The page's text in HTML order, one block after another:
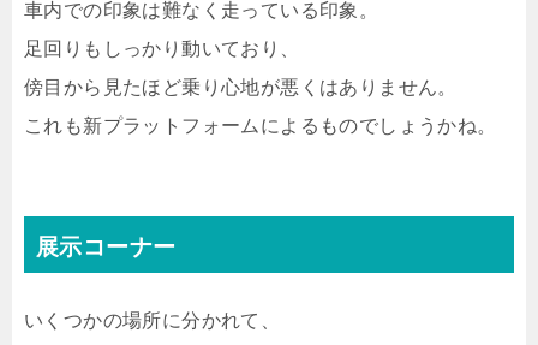
車内での印象は難なく走っている印象。
足回りもしっかり動いており、
傍目から見たほど乗り心地が悪くはありません。
これも新プラットフォームによるものでしょうかね。
展示コーナー
いくつかの場所に分かれて、